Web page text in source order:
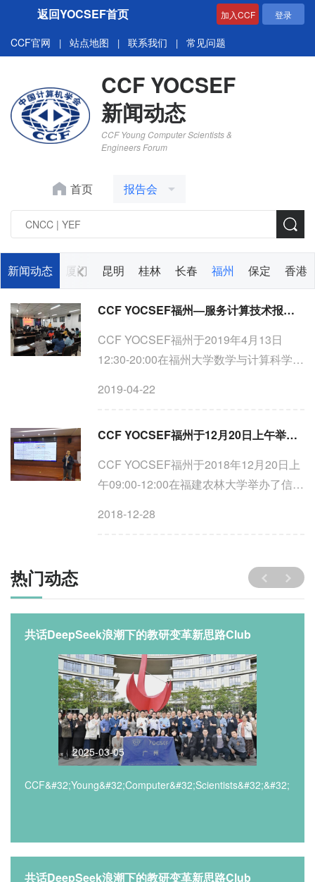
返回YOCSEF首页 加入CCF 登录
CCF官网 | 站点地图 | 联系我们 | 常见问题
CCF YOCSEF
新闻动态
CCF Young Computer Scientists &
Engineers Forum
首页 报告会
新闻动态
原 兰州 厦门 昆明 桂林 长春 福州 保定 香港
CCF YOCSEF福州—服务计算技术报告会在福州大学圆满召开
CCF YOCSEF福州于2019年4月13日
12:30-20:00在福州大学数学与计算科学学
告会。论坛邀请了中山大学余阳教授、安
教授、河海大学张鹏程副教授...
2019-04-22
CCF YOCSEF福州于12月20日上午举办信息安全与农林大数据应用学术报告会
CCF YOCSEF福州于2018年12月20日上
午09:00-12:00在福建农林大学举办了信息
报告会邀请了国际电子电机工程师学会会
2018-12-28
热门动态
共话DeepSeek浪潮下的教研变革新思路Club
2025-03-05
共话DeepSeek浪潮下的教研变革新思路Club